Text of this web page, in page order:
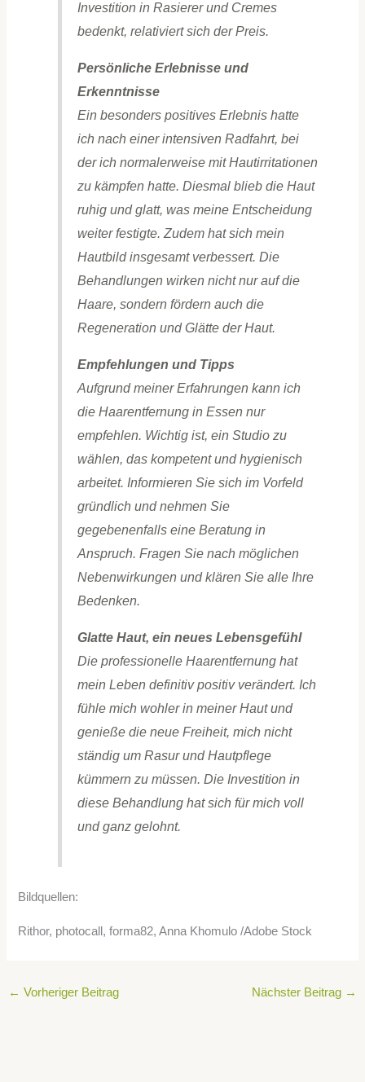
Investition in Rasierer und Cremes
bedenkt, relativiert sich der Preis.
Persönliche Erlebnisse und
Erkenntnisse
Ein besonders positives Erlebnis hatte
ich nach einer intensiven Radfahrt, bei
der ich normalerweise mit Hautirritationen
zu kämpfen hatte. Diesmal blieb die Haut
ruhig und glatt, was meine Entscheidung
weiter festigte. Zudem hat sich mein
Hautbild insgesamt verbessert. Die
Behandlungen wirken nicht nur auf die
Haare, sondern fördern auch die
Regeneration und Glätte der Haut.
Empfehlungen und Tipps
Aufgrund meiner Erfahrungen kann ich
die Haarentfernung in Essen nur
empfehlen. Wichtig ist, ein Studio zu
wählen, das kompetent und hygienisch
arbeitet. Informieren Sie sich im Vorfeld
gründlich und nehmen Sie
gegebenenfalls eine Beratung in
Anspruch. Fragen Sie nach möglichen
Nebenwirkungen und klären Sie alle Ihre
Bedenken.
Glatte Haut, ein neues Lebensgefühl
Die professionelle Haarentfernung hat
mein Leben definitiv positiv verändert. Ich
fühle mich wohler in meiner Haut und
genieße die neue Freiheit, mich nicht
ständig um Rasur und Hautpflege
kümmern zu müssen. Die Investition in
diese Behandlung hat sich für mich voll
und ganz gelohnt.
Bildquellen:
Rithor, photocall, forma82, Anna Khomulo /Adobe Stock
← Vorheriger Beitrag Nächster Beitrag →